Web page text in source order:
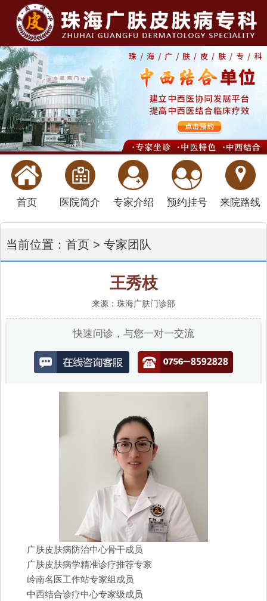
首页 医院简介 专家介绍 预约挂号 来院路线
当前位置： 首页> 专家团队
王秀枝
来源：珠海广肤门诊部
快速问诊，与您一对一交流
广肤皮肤病防治中心骨干成员
广肤皮肤病学精准诊疗推荐专家
岭南名医工作站专家组成员
中西结合诊疗中心专家级成员